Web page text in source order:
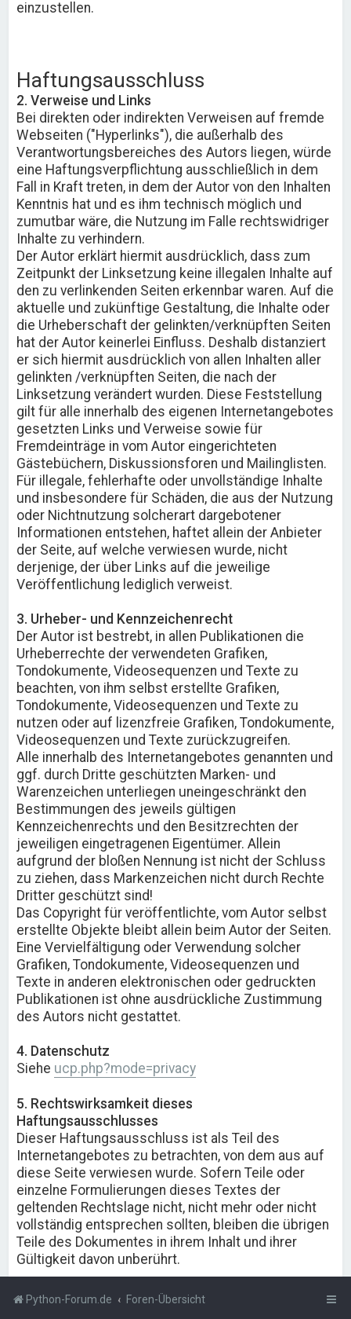
einzustellen.
Haftungsausschluss
2. Verweise und Links
Bei direkten oder indirekten Verweisen auf fremde
Webseiten ("Hyperlinks"), die außerhalb des
Verantwortungsbereiches des Autors liegen, würde
eine Haftungsverpflichtung ausschließlich in dem
Fall in Kraft treten, in dem der Autor von den Inhalten
Kenntnis hat und es ihm technisch möglich und
zumutbar wäre, die Nutzung im Falle rechtswidriger
Inhalte zu verhindern.
Der Autor erklärt hiermit ausdrücklich, dass zum
Zeitpunkt der Linksetzung keine illegalen Inhalte auf
den zu verlinkenden Seiten erkennbar waren. Auf die
aktuelle und zukünftige Gestaltung, die Inhalte oder
die Urheberschaft der gelinkten/verknüpften Seiten
hat der Autor keinerlei Einfluss. Deshalb distanziert
er sich hiermit ausdrücklich von allen Inhalten aller
gelinkten /verknüpften Seiten, die nach der
Linksetzung verändert wurden. Diese Feststellung
gilt für alle innerhalb des eigenen Internetangebotes
gesetzten Links und Verweise sowie für
Fremdeinträge in vom Autor eingerichteten
Gästebüchern, Diskussionsforen und Mailinglisten.
Für illegale, fehlerhafte oder unvollständige Inhalte
und insbesondere für Schäden, die aus der Nutzung
oder Nichtnutzung solcherart dargebotener
Informationen entstehen, haftet allein der Anbieter
der Seite, auf welche verwiesen wurde, nicht
derjenige, der über Links auf die jeweilige
Veröffentlichung lediglich verweist.
3. Urheber- und Kennzeichenrecht
Der Autor ist bestrebt, in allen Publikationen die
Urheberrechte der verwendeten Grafiken,
Tondokumente, Videosequenzen und Texte zu
beachten, von ihm selbst erstellte Grafiken,
Tondokumente, Videosequenzen und Texte zu
nutzen oder auf lizenzfreie Grafiken, Tondokumente,
Videosequenzen und Texte zurückzugreifen.
Alle innerhalb des Internetangebotes genannten und
ggf. durch Dritte geschützten Marken- und
Warenzeichen unterliegen uneingeschränkt den
Bestimmungen des jeweils gültigen
Kennzeichenrechts und den Besitzrechten der
jeweiligen eingetragenen Eigentümer. Allein
aufgrund der bloßen Nennung ist nicht der Schluss
zu ziehen, dass Markenzeichen nicht durch Rechte
Dritter geschützt sind!
Das Copyright für veröffentlichte, vom Autor selbst
erstellte Objekte bleibt allein beim Autor der Seiten.
Eine Vervielfältigung oder Verwendung solcher
Grafiken, Tondokumente, Videosequenzen und
Texte in anderen elektronischen oder gedruckten
Publikationen ist ohne ausdrückliche Zustimmung
des Autors nicht gestattet.
4. Datenschutz
Siehe ucp.php?mode=privacy
5. Rechtswirksamkeit dieses
Haftungsausschlusses
Dieser Haftungsausschluss ist als Teil des
Internetangebotes zu betrachten, von dem aus auf
diese Seite verwiesen wurde. Sofern Teile oder
einzelne Formulierungen dieses Textes der
geltenden Rechtslage nicht, nicht mehr oder nicht
vollständig entsprechen sollten, bleiben die übrigen
Teile des Dokumentes in ihrem Inhalt und ihrer
Gültigkeit davon unberührt.
Python-Forum.de Foren-Übersicht